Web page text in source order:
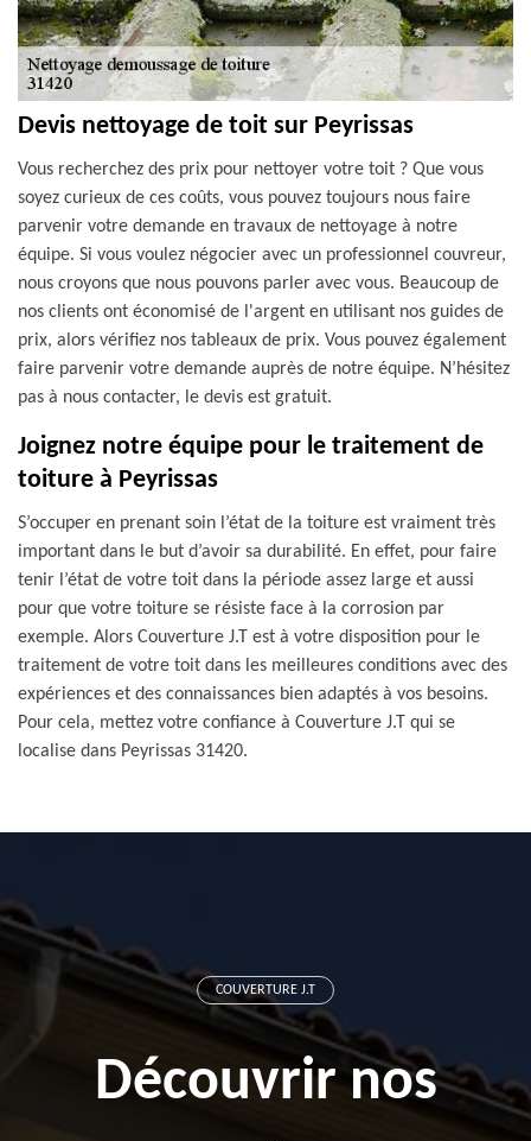
Devis nettoyage de toit sur Peyrissas
Vous recherchez des prix pour nettoyer votre toit ? Que vous
soyez curieux de ces coûts, vous pouvez toujours nous faire
parvenir votre demande en travaux de nettoyage à notre
équipe. Si vous voulez négocier avec un professionnel couvreur,
nous croyons que nous pouvons parler avec vous. Beaucoup de
nos clients ont économisé de l'argent en utilisant nos guides de
prix, alors vérifiez nos tableaux de prix. Vous pouvez également
faire parvenir votre demande auprès de notre équipe. N’hésitez
pas à nous contacter, le devis est gratuit.
Joignez notre équipe pour le traitement de
toiture à Peyrissas
S’occuper en prenant soin l’état de la toiture est vraiment très
important dans le but d’avoir sa durabilité. En effet, pour faire
tenir l’état de votre toit dans la période assez large et aussi
pour que votre toiture se résiste face à la corrosion par
exemple. Alors Couverture J.T est à votre disposition pour le
traitement de votre toit dans les meilleures conditions avec des
expériences et des connaissances bien adaptés à vos besoins.
Pour cela, mettez votre confiance à Couverture J.T qui se
localise dans Peyrissas 31420.
COUVERTURE J.T
Découvrir nos